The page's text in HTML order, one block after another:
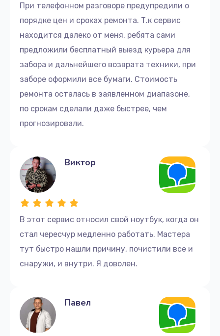
При телефонном разговоре предупредили о
порядке цен и сроках ремонта. Т.к сервис
находится далеко от меня, ребята сами
предложили бесплатный выезд курьера для
забора и дальнейшего возврата техники, при
заборе оформили все бумаги. Стоимость
ремонта осталась в заявленном диапазоне,
по срокам сделали даже быстрее, чем
прогнозировали.
В этот сервис относил свой ноутбук, когда он
стал чересчур медленно работать. Мастера
тут быстро нашли причину, почистили все и
снаружи, и внутри. Я доволен.
Виктор
Павел